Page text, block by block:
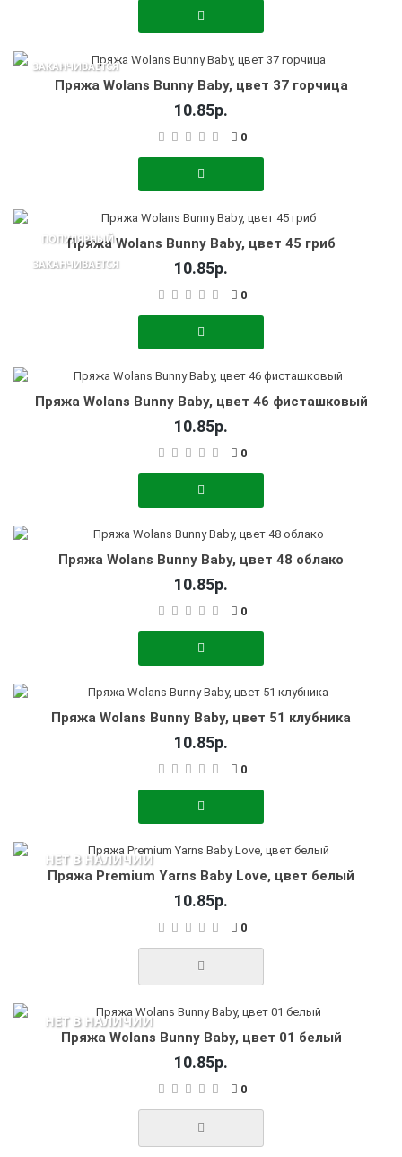
ЗАКАНЧИВАЕТСЯ
Пряжа Wolans Bunny Baby, цвет 37 горчица
10.85р.
0
ПОПУЛЯРНЫЙ
ЗАКАНЧИВАЕТСЯ
Пряжа Wolans Bunny Baby, цвет 45 гриб
10.85р.
0
Пряжа Wolans Bunny Baby, цвет 46 фисташковый
10.85р.
0
Пряжа Wolans Bunny Baby, цвет 48 облако
10.85р.
0
Пряжа Wolans Bunny Baby, цвет 51 клубника
10.85р.
0
НЕТ В НАЛИЧИИ
Пряжа Premium Yarns Baby Love, цвет белый
10.85р.
0
НЕТ В НАЛИЧИИ
Пряжа Wolans Bunny Baby, цвет 01 белый
10.85р.
0